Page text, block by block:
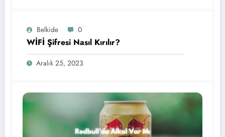
Belkide 0
WİFİ Şifresi Nasıl Kırılır?
Aralık 25, 2023